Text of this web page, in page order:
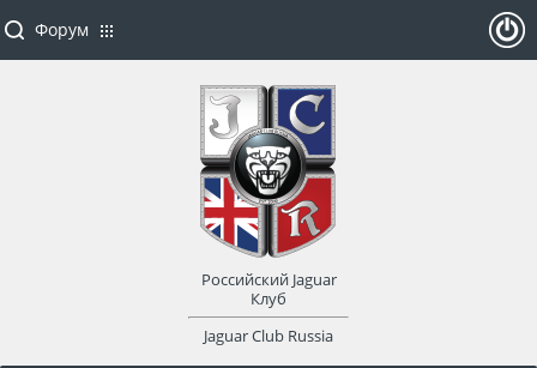
Форум
Российский Jaguar
Клуб
Jaguar Club Russia